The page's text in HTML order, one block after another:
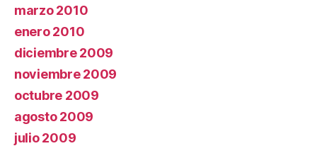
marzo 2010
enero 2010
diciembre 2009
noviembre 2009
octubre 2009
agosto 2009
julio 2009